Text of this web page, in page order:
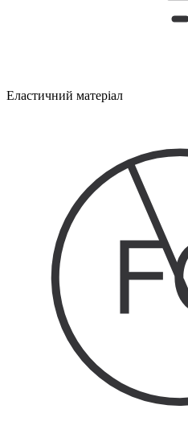
Еластичний матеріал